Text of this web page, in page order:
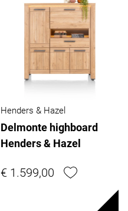
Henders & Hazel
Delmonte highboard
Henders & Hazel
€ 1.599,00